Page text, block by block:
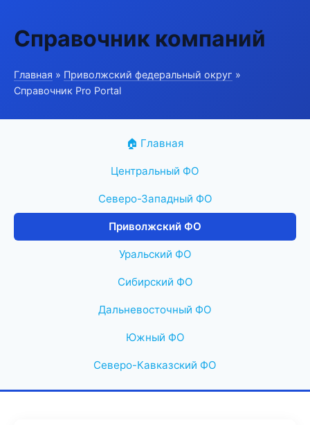
Справочник компаний
Главная » Приволжский федеральный округ »
Справочник Pro Portal
🏠 Главная
Центральный ФО
Северо-Западный ФО
Приволжский ФО
Уральский ФО
Сибирский ФО
Дальневосточный ФО
Южный ФО
Северо-Кавказский ФО